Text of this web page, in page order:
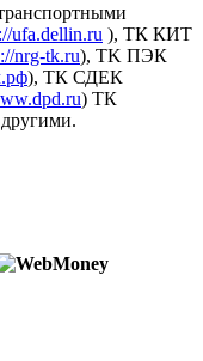
ufa.dellin.ru ), ТК КИТ
nrg-tk.ru), ТK ПЭК
), ТК СДЕК
) ТК